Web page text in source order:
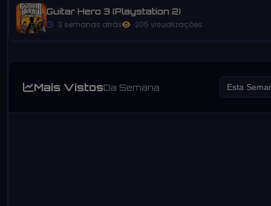
Guitar Hero 3 (Playstation 2)
3 semanas atrás
205 visualizações
Mais VistosDa Semana